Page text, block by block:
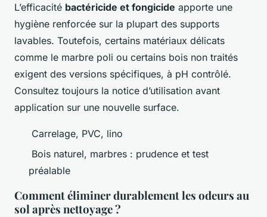
L’efficacité bactéricide et fongicide apporte une
hygiène renforcée sur la plupart des supports
lavables. Toutefois, certains matériaux délicats
comme le marbre poli ou certains bois non traités
exigent des versions spécifiques, à pH contrôlé.
Consultez toujours la notice d’utilisation avant
application sur une nouvelle surface.
Carrelage, PVC, lino
Bois naturel, marbres : prudence et test
préalable
Comment éliminer durablement les odeurs au
sol après nettoyage ?